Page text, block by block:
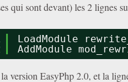
qui sont devant) les 2 lignes
LoadModule
AddModule
la version EasyPhp 2.0, et la